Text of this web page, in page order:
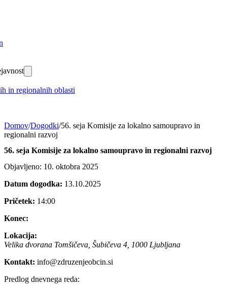
in regionalnih oblasti
Domov/Dogodki/56. seja Komisije za lokalno samoupravo in
regionalni razvoj
56. seja Komisije za lokalno samoupravo in regionalni razvoj
Objavljeno: 10. oktobra 2025
Datum dogodka: 13.10.2025
Pričetek: 14:00
Konec:
Lokacija:
Velika dvorana Tomšičeva, Šubičeva 4, 1000 Ljubljana
Kontakt: info@zdruzenjeobcin.si
Predlog dnevnega reda: